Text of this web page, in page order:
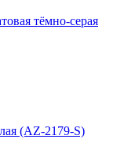
тёмно-серая
(AZ-2179-S)